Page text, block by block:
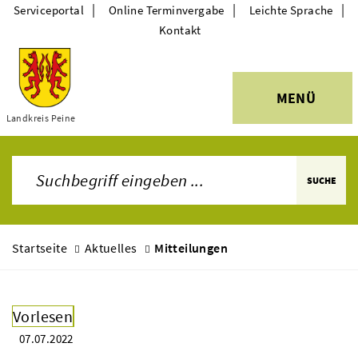
Themen
Landkreis Peine
MENÜ
Serviceportal | Online Terminvergabe | Leichte Sprache |
Kontakt
SUCHE
Startseite Aktuelles Mitteilungen
Vorlesen
07.07.2022